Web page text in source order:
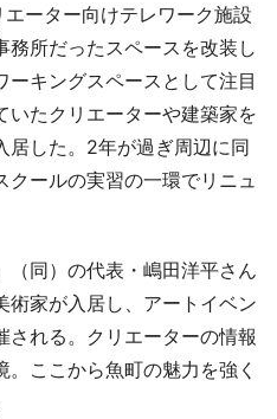
ーター向けテレワーク施設
務所だったスペースを改装し
キングスペースとして注目
いたクリエーターや建築家を
居した。2年が過ぎ周辺に同
ールの実習の一環でリニュ
同）の代表・嶋田洋平さん
術家が入居し、アートイベン
される。クリエーターの情報
ここから魚町の魅力を強く